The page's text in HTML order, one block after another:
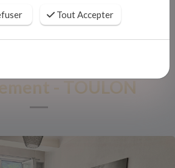
- TOULON
Tout Accepter